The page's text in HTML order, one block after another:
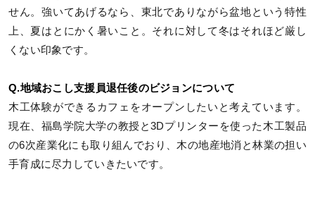
せん。強いてあげるなら、東北でありながら盆地という特性
上、夏はとにかく暑いこと。それに対して冬はそれほど厳し
くない印象です。
Q.地域おこし支援員退任後のビジョンについて
木工体験ができるカフェをオープンしたいと考えています。
現在、福島学院大学の教授と3Dプリンターを使った木工製品
の6次産業化にも取り組んでおり、木の地産地消と林業の担い
手育成に尽力していきたいです。